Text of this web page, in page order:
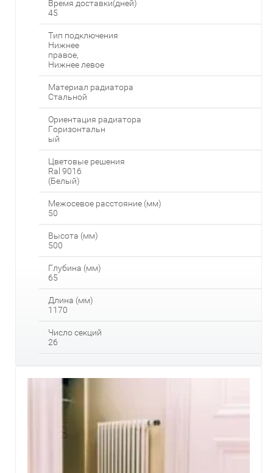
Время доставки(дней)
45
Тип подключения
Нижнее
правое,
Нижнее левое
Материал радиатора
Стальной
Ориентация радиатора
Горизонтальн
ый
Цветовые решения
Ral 9016
(Белый)
Межосевое расстояние (мм)
50
Высота (мм)
500
Глубина (мм)
65
Длина (мм)
1170
Число секций
26